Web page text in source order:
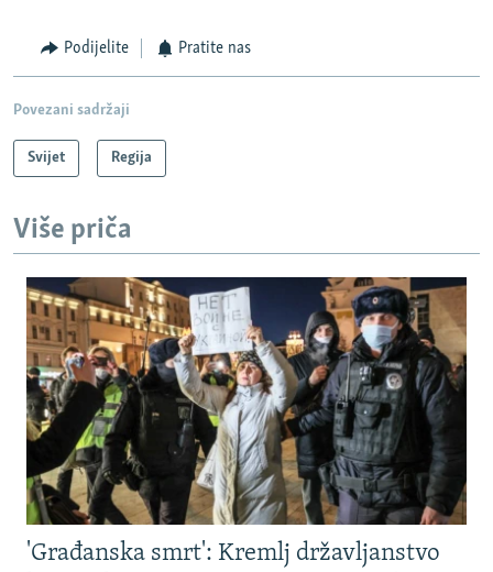
Podijelite Pratite nas
Povezani sadržaji
Svijet Regija
Više priča
'Građanska smrt': Kremlj državljanstvo